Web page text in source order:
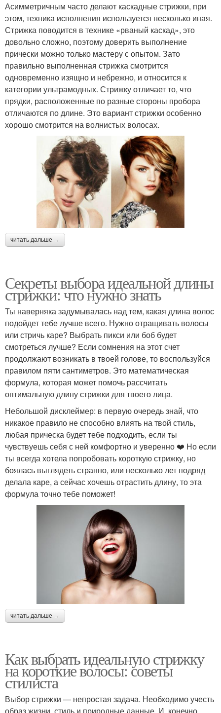
Асимметричным часто делают каскадные стрижки, при
этом, техника исполнения используется несколько иная.
Стрижка поводится в технике «рваный каскад», это
довольно сложно, поэтому доверить выполнение
прически можно только мастеру с опытом. Зато
правильно выполненная стрижка смотрится
одновременно изящно и небрежно, и относится к
категории ультрамодных. Стрижку отличает то, что
прядки, расположенные по разные стороны пробора
отличаются по длине. Это вариант стрижки особенно
хорошо смотрится на волнистых волосах.
читать дальше →
Секреты выбора идеальной длины
стрижки: что нужно знать
Ты наверняка задумывалась над тем, какая длина волос
подойдет тебе лучше всего. Нужно отращивать волосы
или стричь каре? Выбрать пикси или боб будет
смотреться лучше? Если сомнения на этот счет
продолжают возникать в твоей голове, то воспользуйся
правилом пяти сантиметров. Это математическая
формула, которая может помочь рассчитать
оптимальную длину стрижки для твоего лица.
Небольшой дисклеймер: в первую очередь знай, что
никакое правило не способно влиять на твой стиль,
любая прическа будет тебе подходить, если ты
чувствуешь себя с ней комфортно и уверенно ❤️‍ Но если
ты всегда хотела попробовать короткую стрижку, но
боялась выглядеть странно, или несколько лет подряд
делала каре, а сейчас хочешь отрастить длину, то эта
формула точно тебе поможет!
читать дальше →
Как выбрать идеальную стрижку
на короткие волосы: советы
стилиста
Выбор стрижки — непростая задача. Необходимо учесть
образ жизни, стиль и природные данные. И, конечно,